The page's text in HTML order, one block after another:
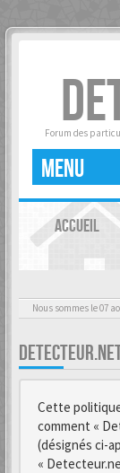
Forum des
MENU
ACCUEIL
Nous sommes le 07
Cette
comment «
(désignés ci-
«